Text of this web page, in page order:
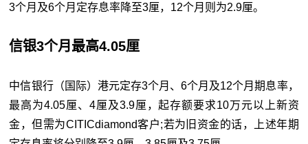
3个月及6个月定存息率降至3厘，12个月则为2.9厘。
信银3个月最高4.05厘
中信银行（国际）港元定存3个月、6个月及12个月期息率，
最高为4.05厘、4厘及3.9厘，起存额要求10万元以上新资
金，但需为CITICdiamond客户;若为旧资金的话，上述年期